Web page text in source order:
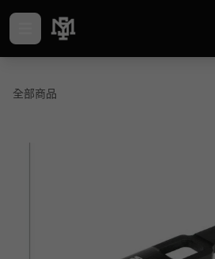
全部商品